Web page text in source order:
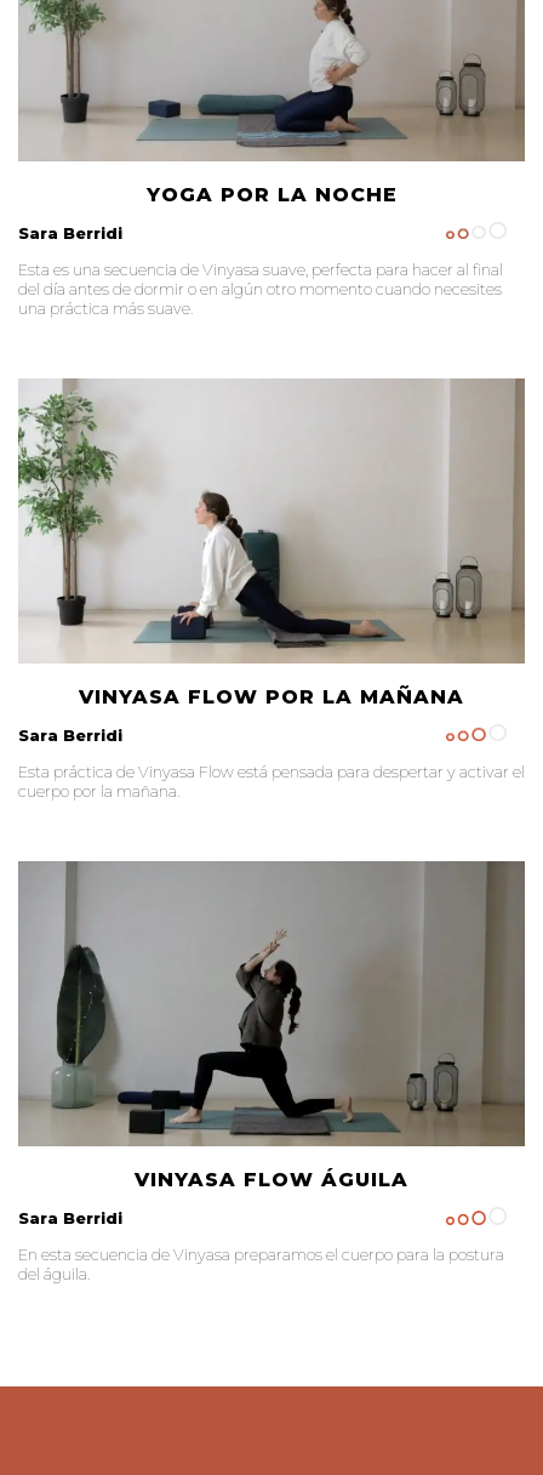
YOGA POR LA NOCHE
Sara Berridi
Esta es una secuencia de Vinyasa suave, perfecta para hacer al final
del día antes de dormir o en algún otro momento cuando necesites
una práctica más suave.
VINYASA FLOW POR LA MAÑANA
Sara Berridi
Esta práctica de Vinyasa Flow está pensada para despertar y activar el
cuerpo por la mañana.
VINYASA FLOW ÁGUILA
Sara Berridi
En esta secuencia de Vinyasa preparamos el cuerpo para la postura
del águila.